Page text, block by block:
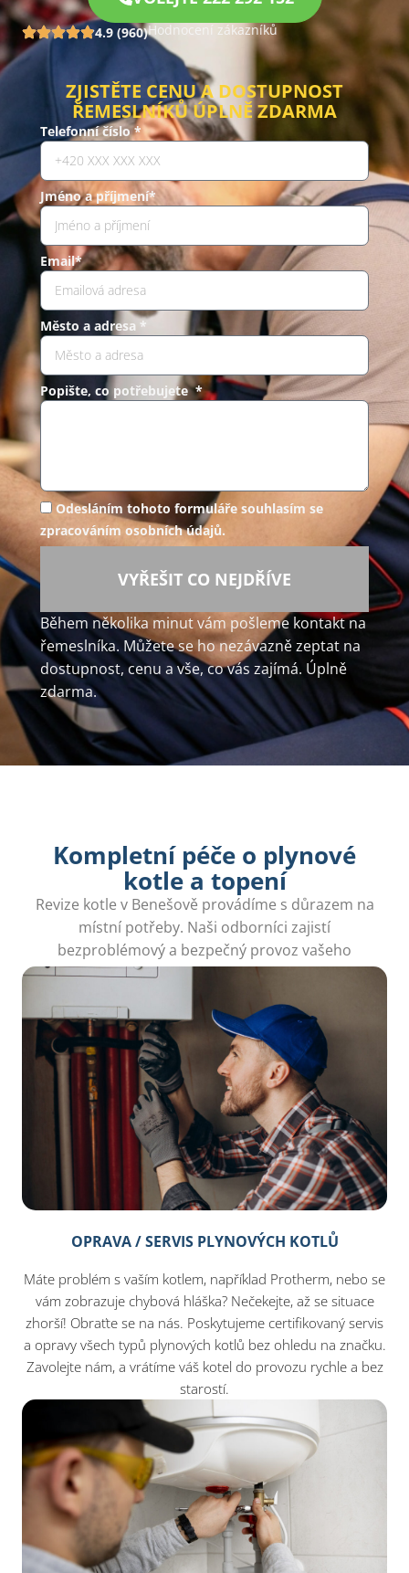
4.9 (960)Hodnocení zákazníků
ZJISTĚTE CENU A DOSTUPNOST
ŘEMESLNÍKŮ ÚPLNĚ ZDARMA
Telefonní číslo *
Jméno a příjmení*
Email*
Město a adresa *
Popište, co potřebujete *
Odesláním tohoto formuláře souhlasím se
zpracováním osobních údajů.
VYŘEŠIT CO NEJDŘÍVE
Během několika minut vám pošleme kontakt na
řemeslníka. Můžete se ho nezávazně zeptat na
dostupnost, cenu a vše, co vás zajímá. Úplně
zdarma.
Kompletní péče o plynové
kotle a topení
Revize kotle v Benešově provádíme s důrazem na
místní potřeby. Naši odborníci zajistí
bezproblémový a bezpečný provoz vašeho
zařízení ve všech podmínkách.
OPRAVA / SERVIS PLYNOVÝCH KOTLŮ
Máte problém s vaším kotlem, například Protherm, nebo se
vám zobrazuje chybová hláška? Nečekejte, až se situace
zhorší! Obraťte se na nás. Poskytujeme certifikovaný servis
a opravy všech typů plynových kotlů bez ohledu na značku.
Zavolejte nám, a vrátíme váš kotel do provozu rychle a bez
starostí.